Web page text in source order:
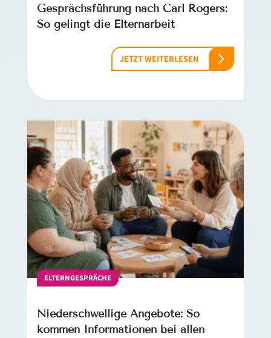
Gesprächsführung nach Carl Rogers:
So gelingt die Elternarbeit
JETZT WEITERLESEN
ELTERNGESPRÄCHE
Niederschwellige Angebote: So
kommen Informationen bei allen